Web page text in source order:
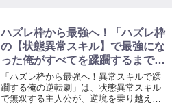
ハズレ枠から最強へ！「ハズレ枠
の【状態異常スキル】で最強にな
った俺がすべてを蹂躙するまで」
｜レビュー
「ハズレ枠から最強へ！異常スキルで蹂
躙する俺の逆転劇」は、状態異常スキル
で無双する主人公が、逆境を乗り越え最